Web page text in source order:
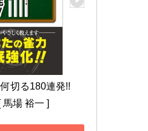
切る180連発!!
馬場 裕一 ]